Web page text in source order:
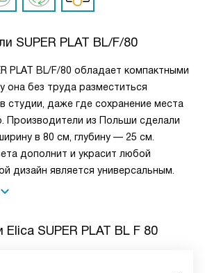
SUPER PLAT BL/F/80
PLAT BL/F/80 обладает компактными
она без труда разместиться
студии, даже где сохранение места
Производители из Польши сделали
в 80 см, глубину — 25 см.
дополнит и украсит любой
дизайн является универсальным.
Elica SUPER PLAT BL F 80